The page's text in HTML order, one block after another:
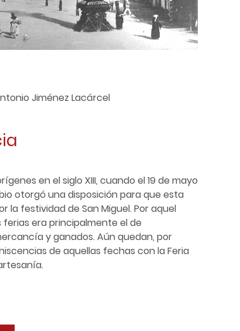
Jiménez Lacárcel
en el siglo XIII, cuando el 19 de mayo
otorgó una disposición para que esta
la festividad de San Miguel. Por aquel
era principalmente el de
y ganados. Aún quedan, por
de aquellas fechas con la Feria